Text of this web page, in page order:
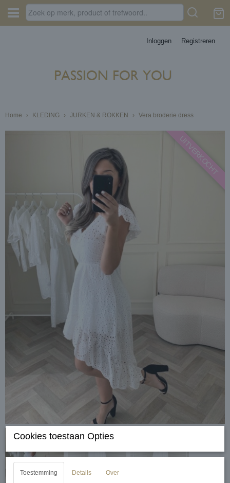
Inloggen Registreren
Home › KLEDING › JURKEN & ROKKEN › Vera broderie dress
UITVERKOCHT
Cookies toestaan Opties
Toestemming Details Over